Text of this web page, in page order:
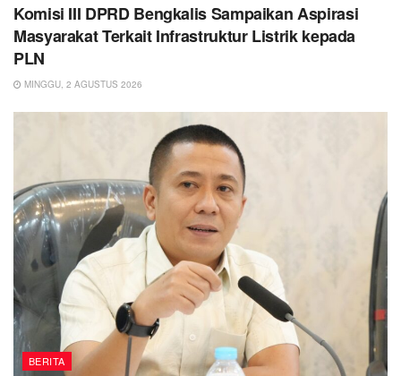
Komisi III DPRD Bengkalis Sampaikan Aspirasi
Masyarakat Terkait Infrastruktur Listrik kepada
PLN
MINGGU, 2 AGUSTUS 2026
BERITA